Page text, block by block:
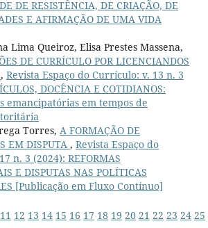
DE RESISTÊNCIA, DE CRIAÇÃO, DE
E AFIRMAÇÃO DE UMA VIDA
Lima Queiroz, Elisa Prestes Massena,
DE CURRÍCULO POR LICENCIANDOS
, Revista Espaço do Currículo: v. 13 n. 3
DOCÊNCIA E COTIDIANOS:
emancipatórias em tempos de
Torres, A FORMAÇÃO DE
EM DISPUTA , Revista Espaço do
n. 3 (2024): REFORMAS
E DISPUTAS NAS POLÍTICAS
[Publicação em Fluxo Contínuo]
11 12 13 14 15 16 17 18 19 20 21 22 23 24 25